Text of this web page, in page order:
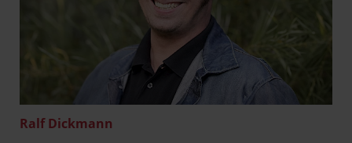
Ralf Dickmann